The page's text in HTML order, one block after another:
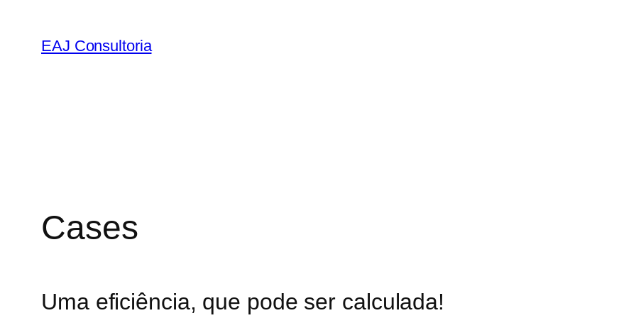
EAJ Consultoria
Cases
Uma eficiência, que pode ser calculada!